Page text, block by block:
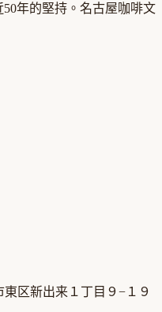
年的堅持。名古屋咖啡文
東区新出来１丁目９−１９